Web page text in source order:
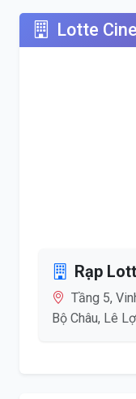
Lotte
Rạp
Tầng 5,
Bộ Châu, Lê